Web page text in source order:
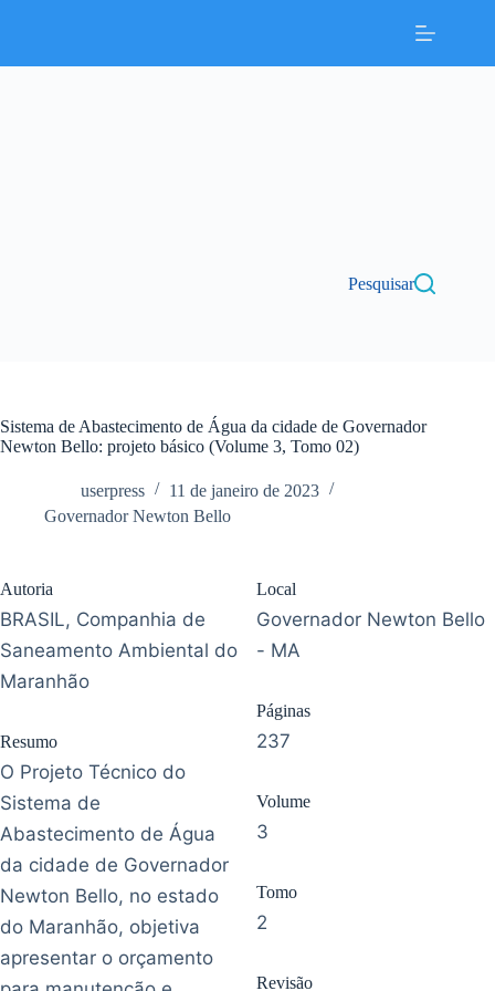
conteúdo
Pesquisar
Sistema de Abastecimento de Água da cidade de Governador
Newton Bello: projeto básico (Volume 3, Tomo 02)
userpress
11 de janeiro de 2023
Governador Newton Bello
Autoria
BRASIL, Companhia de
Saneamento Ambiental do
Maranhão
Resumo
O Projeto Técnico do
Sistema de
Abastecimento de Água
da cidade de Governador
Newton Bello, no estado
do Maranhão, objetiva
apresentar o orçamento
Local
Governador Newton Bello
- MA
Páginas
237
Volume
3
Tomo
2
Revisão